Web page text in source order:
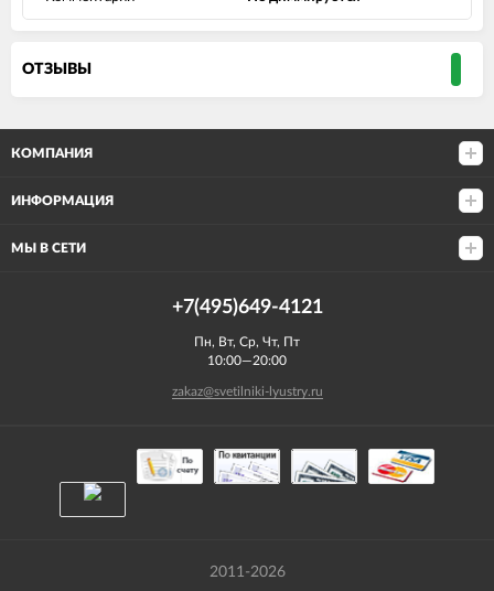
ОТЗЫВЫ
КОМПАНИЯ
ИНФОРМАЦИЯ
МЫ В СЕТИ
+7(495)649-4121
Пн, Вт, Ср, Чт, Пт
10:00—20:00
zakaz@svetilniki-lyustry.ru
2011-2026